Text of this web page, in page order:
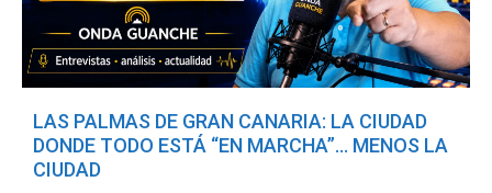
LAS PALMAS DE GRAN CANARIA: LA CIUDAD
DONDE TODO ESTÁ “EN MARCHA”… MENOS LA
CIUDAD